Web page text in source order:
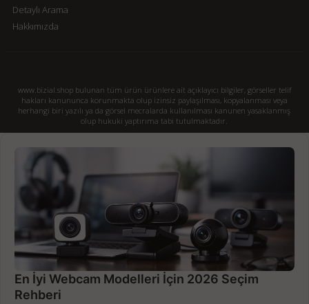
Detaylı Arama
Hakkımızda
www.bizial.shop bulunan tüm ürün ürünlere ait açıklayıcı bilgiler, görseller telif
hakları kanununca korunmakta olup izinsiz paylaşılması, kopyalanması veya
herhangi biri yazılı ya da görsel mecralarda kullanılması kanunen yasaklanmış
olup hukuki yaptırıma tabi tutulmaktadır.
En İyi Webcam Modelleri İçin 2026 Seçim
Rehberi